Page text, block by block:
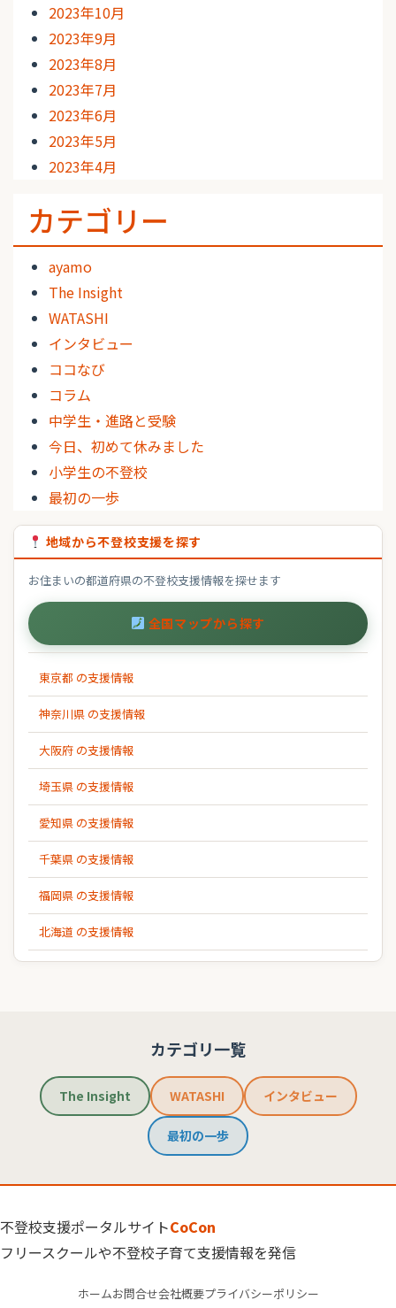
2023年10月
2023年9月
2023年8月
2023年7月
2023年6月
2023年5月
2023年4月
カテゴリー
ayamo
The Insight
WATASHI
インタビュー
ココなび
コラム
中学生・進路と受験
今日、初めて休みました
小学生の不登校
最初の一歩
地域から不登校支援を探す
お住まいの都道府県の不登校支援情報を探せます
全国マップから探す
東京都 の支援情報
神奈川県 の支援情報
大阪府 の支援情報
埼玉県 の支援情報
愛知県 の支援情報
千葉県 の支援情報
福岡県 の支援情報
北海道 の支援情報
カテゴリ一覧
The Insight WATASHI インタビュー
最初の一歩
不登校支援ポータルサイトCoCon
フリースクールや不登校子育て支援情報を発信
ホームお問合せ会社概要プライバシーポリシー